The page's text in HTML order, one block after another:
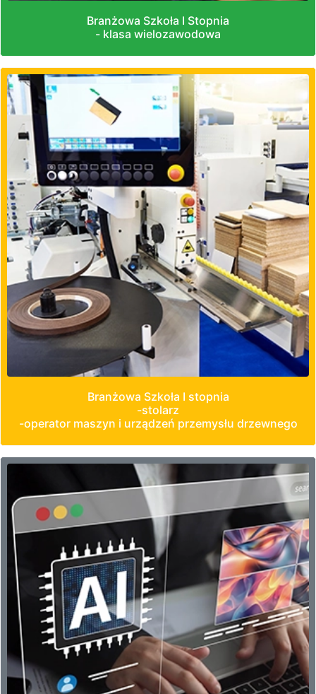
Branżowa Szkoła I Stopnia
- klasa wielozawodowa
Branżowa Szkoła I stopnia
-stolarz
-operator maszyn i urządzeń przemysłu drzewnego